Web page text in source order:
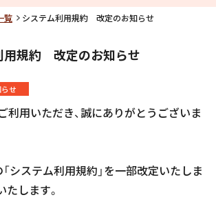
覧 システム利用規約 改定のお知らせ
用規約 改定のお知らせ
せ
利用いただき、誠にありがとうございま
「システム利用規約」を一部改定いたしま
します。